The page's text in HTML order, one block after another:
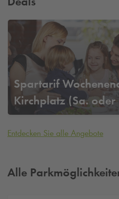
Spartarif
Kirchplatz (Sa. oder
So.)
Entdecken Sie alle Angebote
Alle